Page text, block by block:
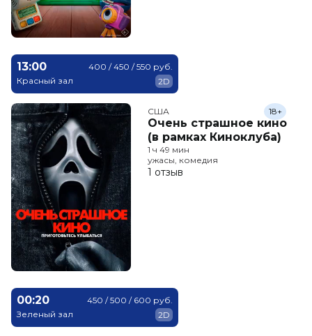
13:00
Красный зал
400 / 450 / 550 руб.
2D
США
Очень страшное кино
(в рамках Киноклуба)
18+
1 ч 49 мин
ужасы, комедия
1 отзыв
00:20
Зеленый зал
450 / 500 / 600 руб.
2D